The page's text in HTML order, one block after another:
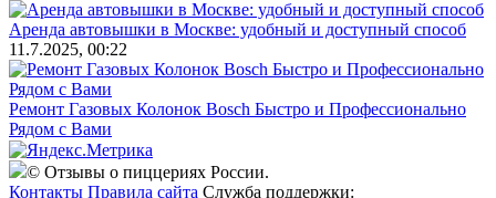
Аренда автовышки в Москве: удобный и доступный способ
11.7.2025, 00:22
Ремонт Газовых Колонок Bosch Быстро и Профессионально
Рядом с Вами
© Отзывы о пиццериях России.
Контакты Правила сайта Служба поддержки: